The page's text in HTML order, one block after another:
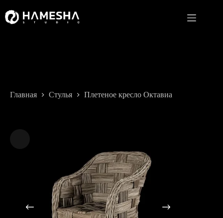
сути
Главная Стулья Плетеное кресло Октавиа